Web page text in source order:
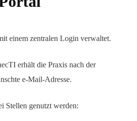
einem zentralen Login verwaltet.
erhält die Praxis nach der
e-Mail-Adresse.
Stellen genutzt werden: